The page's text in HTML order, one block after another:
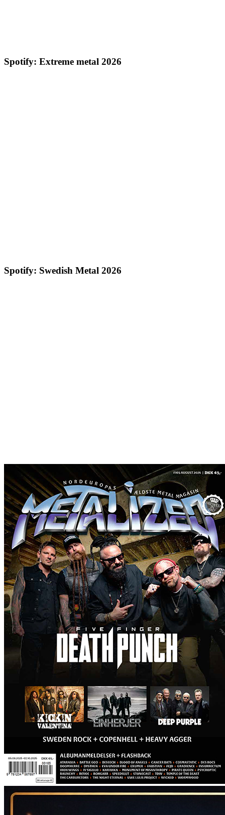
Spotify: Extreme metal 2026
Spotify: Swedish Metal 2026